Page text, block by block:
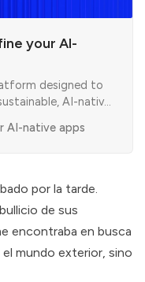
your AI-
designed to
AI-native
AI-native apps
por la tarde.
de sus
encontraba en busca
mundo exterior, sino